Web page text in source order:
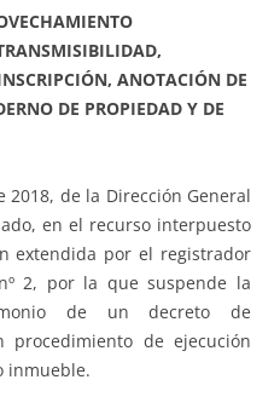
ANOTACIÓN DE
DE PROPIEDAD Y DE
de la Dirección General
en el recurso interpuesto
extendida por el registrador
2, por la que suspende la
de un decreto de
de ejecución
inmueble.